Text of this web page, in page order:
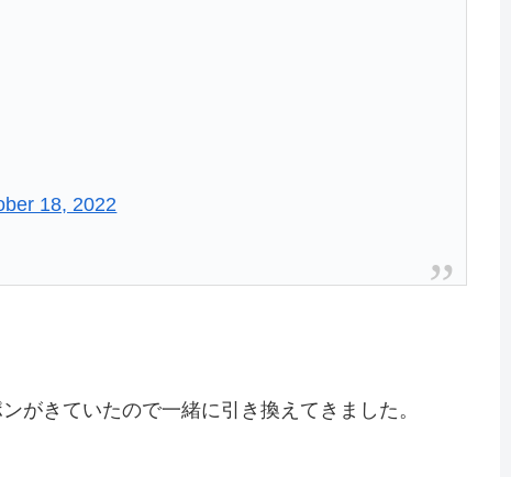
18, 2022
がきていたので一緒に引き換えてきました。